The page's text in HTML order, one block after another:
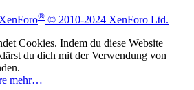
® © 2010-2024 XenForo Ltd.
Cookies. Indem du diese Website
du dich mit der Verwendung von
mehr…